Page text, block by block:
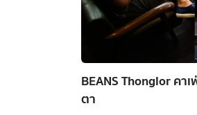
BEANS Thonglor ค
ตา